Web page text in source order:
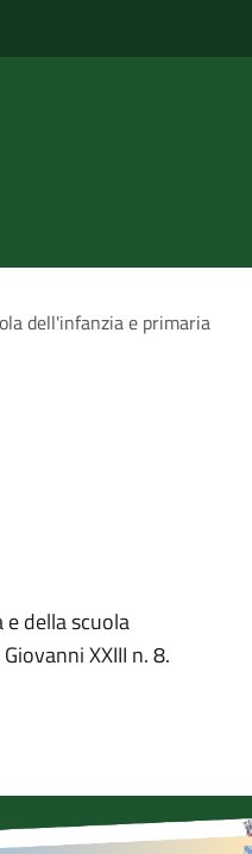
dell'infanzia e primaria
della scuola
XXIII n. 8.